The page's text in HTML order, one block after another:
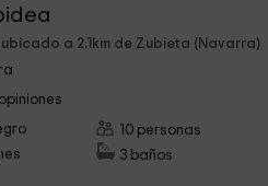
a 2.1km de Zubieta (Navarra)
10 personas
3 baños